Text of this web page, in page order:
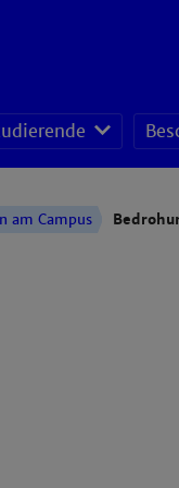
am Campus